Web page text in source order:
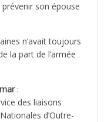
son épouse
n’avait toujours
la part de l’armée
:
des liaisons
d’Outre-